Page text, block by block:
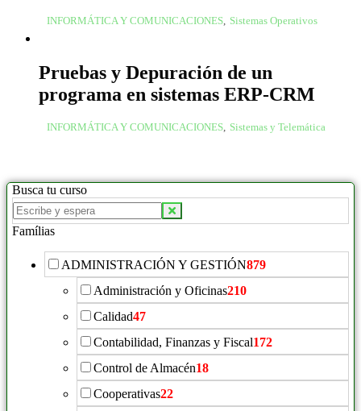
INFORMÁTICA Y COMUNICACIONES, Sistemas Operativos
Pruebas y Depuración de un
programa en sistemas ERP-CRM
INFORMÁTICA Y COMUNICACIONES Sistemas y Telemática
Busca tu curso
Famílias
ADMINISTRACIÓN Y GESTIÓN879
Administración y Oficinas210
Calidad47
Contabilidad, Finanzas y Fiscal172
Control de Almacén18
Cooperativas22